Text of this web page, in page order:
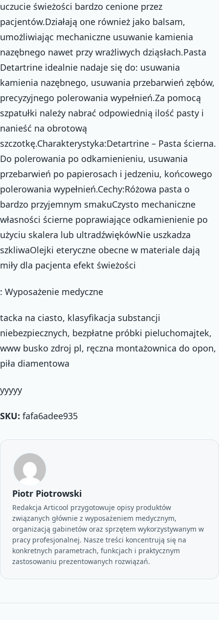
uczucie świeżości bardzo cenione przez
pacjentów.Działają one również jako balsam,
umożliwiając mechaniczne usuwanie kamienia
nazębnego nawet przy wrażliwych dziąsłach.Pasta
Detartrine idealnie nadaje się do: usuwania
kamienia nazębnego, usuwania przebarwień zębów,
precyzyjnego polerowania wypełnień.Za pomocą
szpatułki należy nabrać odpowiednią ilość pasty i
nanieść na obrotową
szczotkę.Charakterystyka:Detartrine – Pasta ścierna.
Do polerowania po odkamienieniu, usuwania
przebarwień po papierosach i jedzeniu, końcowego
polerowania wypełnień.Cechy:Różowa pasta o
bardzo przyjemnym smakuCzysto mechaniczne
własności ścierne poprawiające odkamienienie po
użyciu skalera lub ultradźwiękówNie uszkadza
szkliwaOlejki eteryczne obecne w materiale dają
miły dla pacjenta efekt świeżości
: Wyposażenie medyczne
tacka na ciasto, klasyfikacja substancji
niebezpiecznych, bezpłatne próbki pieluchomajtek,
www busko zdroj pl, ręczna montażownica do opon,
piła diamentowa
yyyyy
SKU: fafa6adee935
Piotr Piotrowski
Redakcja Articool przygotowuje opisy produktów
związanych głównie z wyposażeniem medycznym,
organizacją gabinetów oraz sprzętem wykorzystywanym w
pracy profesjonalnej. Nasze treści koncentrują się na
konkretnych parametrach, funkcjach i praktycznym
zastosowaniu prezentowanych rozwiązań.